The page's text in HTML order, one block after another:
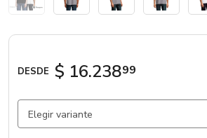
DESDE $ 16.23899
Elegir variante